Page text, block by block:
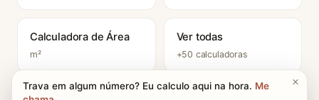
Calculadora de Área
m²
Ver todas
+50 calculadoras